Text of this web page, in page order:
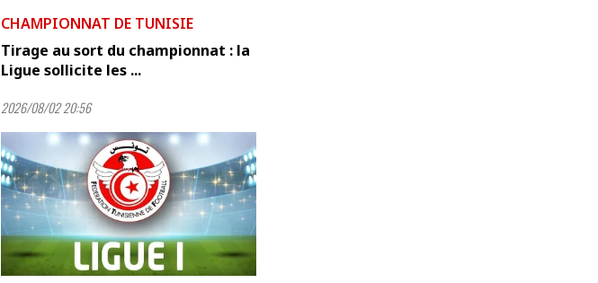
CHAMPIONNAT DE TUNISIE
Tirage au sort du championnat : la
Ligue sollicite les ...
2026/08/02 20:56